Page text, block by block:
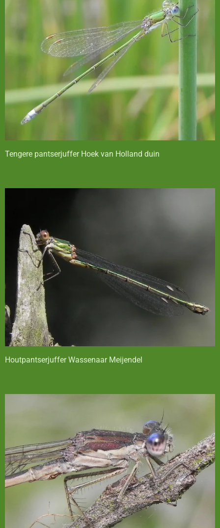
Tengere pantserjuffer Hoek van Holland duin
Houtpantserjuffer Wassenaar Meijendel